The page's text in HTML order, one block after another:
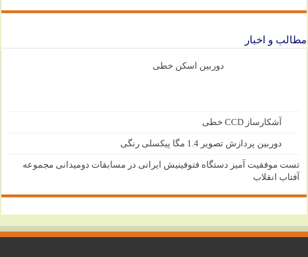
مطالب و اخبار
دوربین اسکن خطی
آشکارساز CCD خطی
دوربین پردازش تصویر 1.4 مگا پیکسلی رنگی
تست موفقیت آمیز دستگاه فتوفینیش ایرانی در مسابقات دومیدانی مجموعه
آفتاب انقلاب